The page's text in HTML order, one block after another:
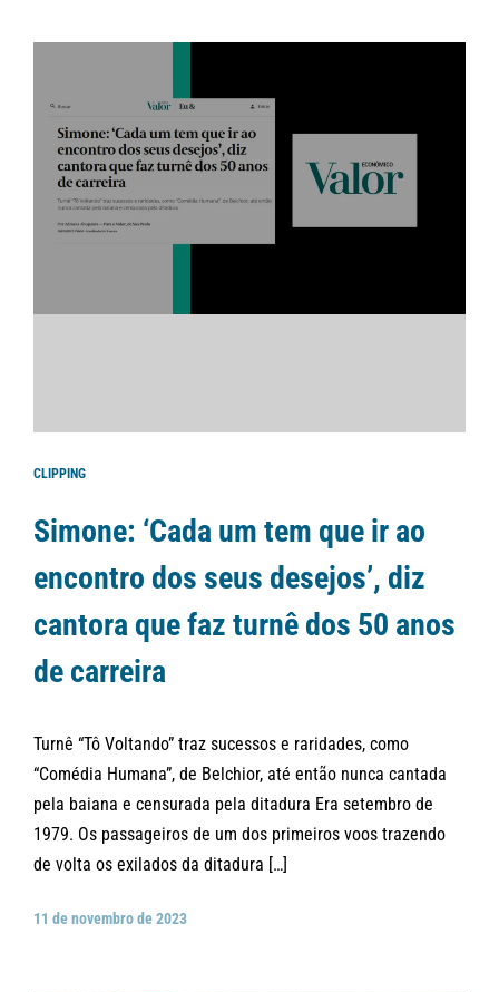
CLIPPING
Simone: ‘Cada um tem que ir ao
encontro dos seus desejos’, diz
cantora que faz turnê dos 50 anos
de carreira
Turnê “Tô Voltando” traz sucessos e raridades, como
“Comédia Humana”, de Belchior, até então nunca cantada
pela baiana e censurada pela ditadura Era setembro de
1979. Os passageiros de um dos primeiros voos trazendo
de volta os exilados da ditadura […]
11 de novembro de 2023